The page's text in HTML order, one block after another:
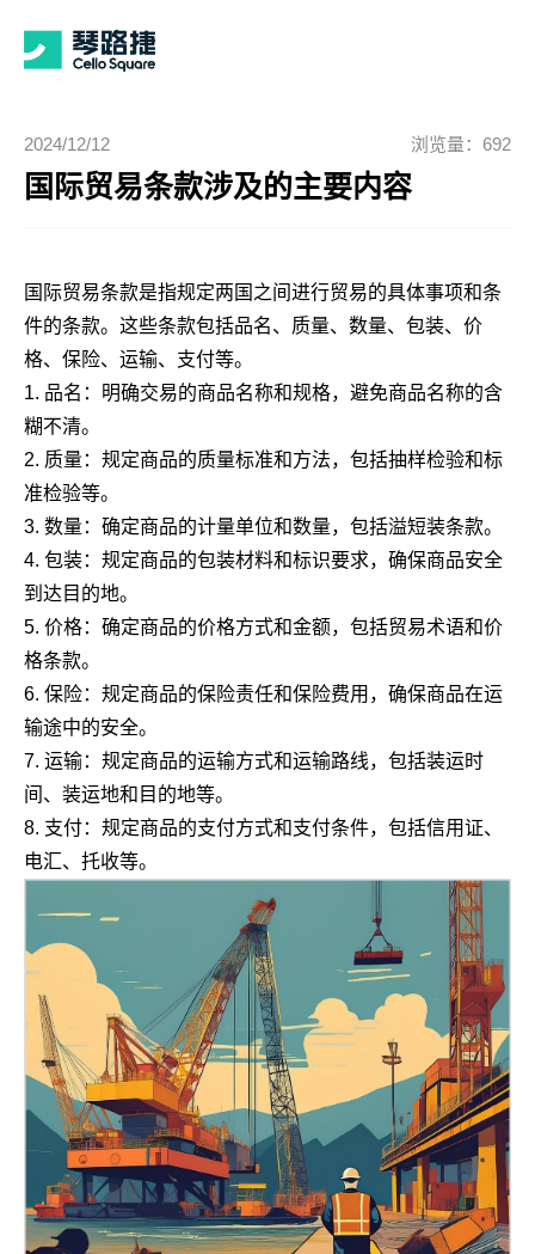
2024/12/12 浏览量：692
国际贸易条款涉及的主要内容
国际贸易条款是指规定两国之间进行贸易的具体事项和条
件的条款。这些条款包括品名、质量、数量、包装、价
格、保险、运输、支付等。
1. 品名：明确交易的商品名称和规格，避免商品名称的含
糊不清。
2. 质量：规定商品的质量标准和方法，包括抽样检验和标
准检验等。
3. 数量：确定商品的计量单位和数量，包括溢短装条款。
4. 包装：规定商品的包装材料和标识要求，确保商品安全
到达目的地。
5. 价格：确定商品的价格方式和金额，包括贸易术语和价
格条款。
6. 保险：规定商品的保险责任和保险费用，确保商品在运
输途中的安全。
7. 运输：规定商品的运输方式和运输路线，包括装运时
间、装运地和目的地等。
8. 支付：规定商品的支付方式和支付条件，包括信用证、
电汇、托收等。